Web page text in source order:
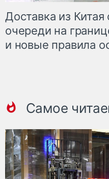
Доставка из
очереди на
и новые правила
Самое